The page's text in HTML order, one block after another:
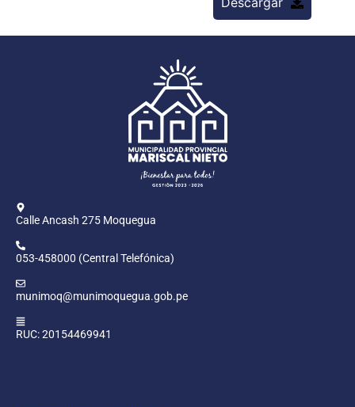
Calle Ancash 275 Moquegua
053-458000 (Central Telefónica)
munimoq@munimoquegua.gob.pe
RUC: 20154469941